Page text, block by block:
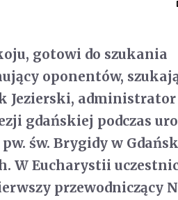
gotowi do szukania
oponentów,
Jezierski, administrator
gdańskiej podczas
św. Brygidy w
W Eucharystii
przewodniczący